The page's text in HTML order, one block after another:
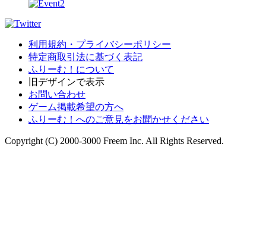
利用規約・プライバシーポリシー
特定商取引法に基づく表記
ふりーむ！について
旧デザインで表示
お問い合わせ
ゲーム掲載希望の方へ
ふりーむ！へのご意見をお聞かせください
Copyright (C) 2000-3000 Freem Inc. All Rights Reserved.